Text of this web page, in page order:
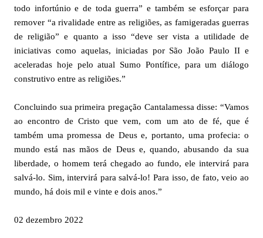
todo infortúnio e de toda guerra” e também se esforçar para
remover “a rivalidade entre as religiões, as famigeradas guerras
de religião” e quanto a isso “deve ser vista a utilidade de
iniciativas como aquelas, iniciadas por São João Paulo II e
aceleradas hoje pelo atual Sumo Pontífice, para um diálogo
construtivo entre as religiões.”
Concluindo sua primeira pregação Cantalamessa disse: “Vamos
ao encontro de Cristo que vem, com um ato de fé, que é
também uma promessa de Deus e, portanto, uma profecia: o
mundo está nas mãos de Deus e, quando, abusando da sua
liberdade, o homem terá chegado ao fundo, ele intervirá para
salvá-lo. Sim, intervirá para salvá-lo! Para isso, de fato, veio ao
mundo, há dois mil e vinte e dois anos.”
02 dezembro 2022